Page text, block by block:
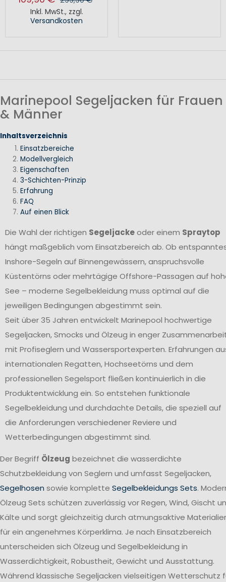
Inkl. MwSt., zzgl.
Versandkosten
Marinepool Segeljacken für Frauen
& Männer
Inhaltsverzeichnis
Einsatzbereiche
Modellvergleich
Eigenschaften
3-Schichten-Prinzip
Erfahrung
FAQ
Auf einen Blick
Die Wahl der richtigen Segeljackeoder einem Spraytop
hängt maßgeblich vom Einsatzbereich ab. Ob
Inshore-Segeln auf Binnengewässern, anspruchsvolle
Küstentörns oder mehrtägige Offshore-Passagen auf
See – moderne Segelbekleidung muss optimal auf die
jeweiligen Bedingungen abgestimmt sein.
Seit über 35 Jahren entwickelt Marinepool hochwertige
Segeljacken, Smocks und Ölzeug in enger
mit Profiseglern und Wassersportexperten. Erfahrungen
internationalen Regatten, Hochseetörns und dem
professionellen Segelsport fließen kontinuierlich in die
Produktentwicklung ein. So entstehen funktionale
Segelbekleidung und durchdachte Details, die speziell auf
die Anforderungen verschiedener Reviere und
Wetterbedingungen abgestimmt sind.
Der Begriff Ölzeug bezeichnet die wasserdichte
Schutzbekleidung von Seglern und umfasst Segeljacken,
Segelhosen sowie komplette Segelbekleidungs Sets.
Ölzeug Sets schützen zuverlässig vor Regen, Wind, Gischt
Kälte und sorgt gleichzeitig durch atmungsaktive
für ein angenehmes Körperklima. Je nach Einsatzbereich
unterscheiden sich Ölzeug und Segelbekleidung in
Wasserdichtigkeit, Robustheit, Gewicht und Ausstattung.
Während klassische Segeljacken vielseitigen Wetterschutz